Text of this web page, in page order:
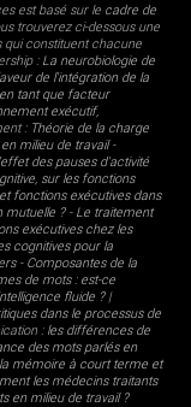
est basé sur le cadre de
trouverez ci-dessous une
constituent chacune
: La neurobiologie de
de l'intégration de la
tant que facteur
exécutif,
: Théorie de la charge
milieu de travail-
des pauses d'activité
sur les fonctions
fonctions exécutives dans
mutuelle ?- Le traitement
exécutives chez les
cognitives pour la
- Composantes de la
de mots : est-ce
fluide ?|
dans le processus de
: les différences de
des mots parlés en
mémoire à court terme et
les médecins traitants
en milieu de travail ?